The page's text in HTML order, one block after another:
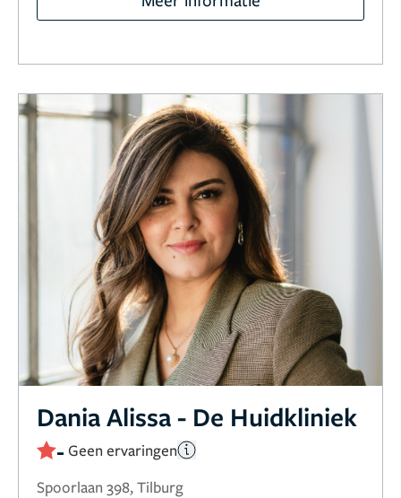
Dania Alissa - De Huidkliniek
- Geen ervaringen
Spoorlaan 398, Tilburg